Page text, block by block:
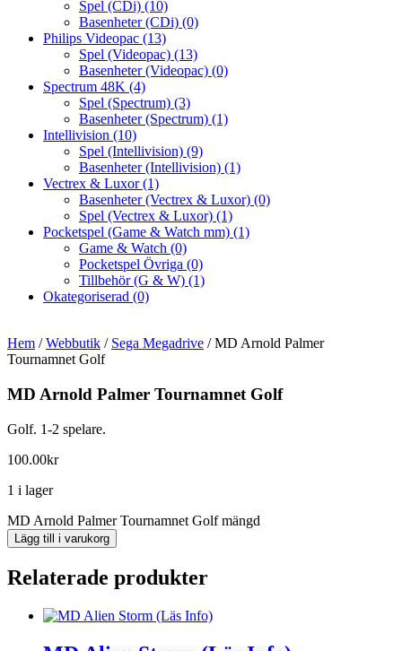
Spel (CDi) (10)
Basenheter (CDi) (0)
Philips Videopac (13)
Spel (Videopac) (13)
Basenheter (Videopac) (0)
Spectrum 48K (4)
Spel (Spectrum) (3)
Basenheter (Spectrum) (1)
Intellivision (10)
Spel (Intellivision) (9)
Basenheter (Intellivision) (1)
Vectrex & Luxor(1)
Basenheter (Vectrex & Luxor) (0)
Spel (Vectrex & Luxor) (1)
Pocketspel (Game & Watch mm) (1)
Game & Watch (0)
Pocketspel Övriga (0)
Tillbehör (G & W) (1)
Okategoriserad (0)
Hem /Webbutik / Sega Megadrive / MD Arnold Palmer
Tournamnet Golf
MD Arnold Palmer Tournamnet Golf
Golf. 1-2 spelare.
100.00kr
1 i lager
MD Arnold Palmer Tournamnet Golf mängd
Lägg till i varukorg
Relaterade produkter